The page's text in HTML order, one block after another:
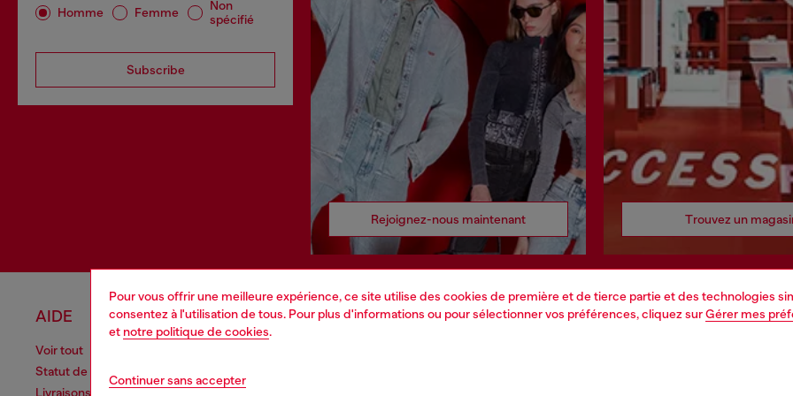
Pour vous offrir une meilleure expérience, ce site utilise des cookies de première et de tierce partie et des technologies
consentez à l'utilisation de tous. Pour plus d'informations ou pour sélectionner vos préférences, cliquez surGérer mes
et notre politique de cookies.
Continuer sans accepter
Homme Femme
Non
spécifié
Subscribe
Rejoignez-nous maintenant Trouvez un
AIDE
Voir tout
Statut de la commande
Livraisons
MENTIONS LÉGALES L'UNIVERS DE DIESEL